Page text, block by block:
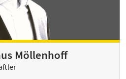
Möllenhoff